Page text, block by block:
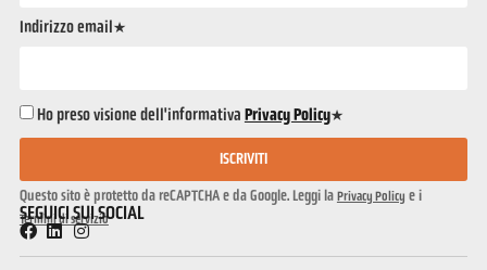
Indirizzo email*
Ho preso visione dell'informativa Privacy Policy*
Questo sito è protetto da reCAPTCHA e da Google. Leggi la Privacy Policy e i
Termini di servizio
ISCRIVITI
SEGUICI SUI SOCIAL